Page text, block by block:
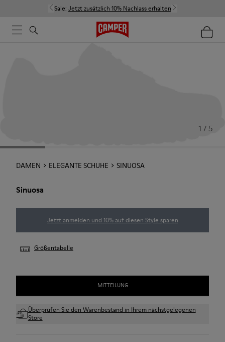
Sale: Jetzt zusätzlich 10% Nachlass erhalten
1 / 5
DAMEN ELEGANTE SCHUHE SINUOSA
Sinuosa
Jetzt anmelden und 10% auf diesen Style sparen
Größentabelle
MITTEILUNG
Überprüfen Sie den Warenbestand in Ihrem nächstgelegenen
Store